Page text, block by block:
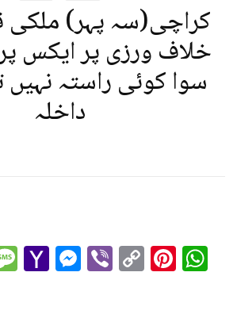
کراچی(سہ پہر) ملکی
خلاف ورزی پر ایکس
سوا کوئی راستہ نہیں
داخلہ
Message
Yahoo
Mail
Messenger
ViberCopy
Link